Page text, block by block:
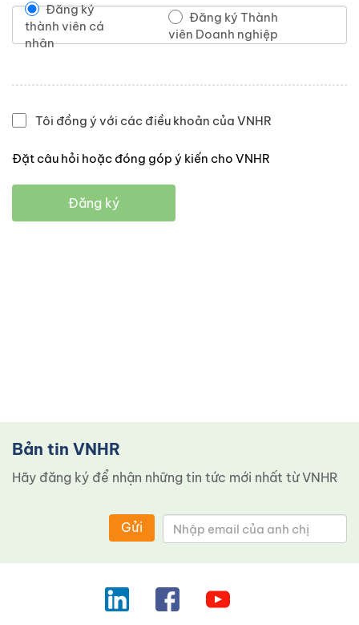
Đăng ký
thành viên cá
nhân
Đăng ký Thành
viên Doanh nghiệp
Tôi đồng ý với các điều khoản của VNHR
Đặt câu hỏi hoặc đóng góp ý kiến cho VNHR
Đăng ký
Bản tin VNHR
Hãy đăng ký để nhận những tin tức mới nhất từ ​​VNHR
Gửi